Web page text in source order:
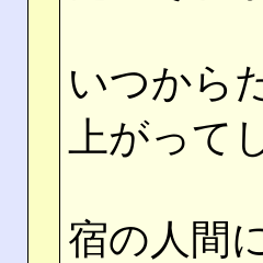
いつから
上がって
宿の人間